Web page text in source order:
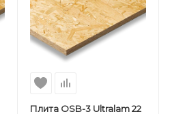
Плита OSB-3 Ultralam 22